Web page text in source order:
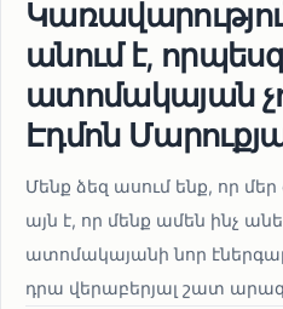
անում է,
ատոմակայան
Էդմոն
Մենք ձեզ ասում ենք, որ մեր
այն է, որ մենք ամեն ինչ
ատոմակայանի նոր
դրա վերաբերյալ շատ